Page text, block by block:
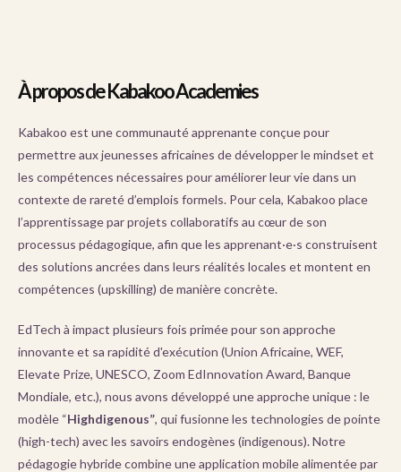
À propos de Kabakoo Academies
Kabakoo est une communauté apprenante conçue pour
permettre aux jeunesses africaines de développer le mindset et
les compétences nécessaires pour améliorer leur vie dans un
contexte de rareté d’emplois formels. Pour cela, Kabakoo place
l’apprentissage par projets collaboratifs au cœur de son
processus pédagogique, afin que les apprenant·e·s construisent
des solutions ancrées dans leurs réalités locales et montent en
compétences (upskilling) de manière concrète.
EdTech à impact plusieurs fois primée pour son approche
innovante et sa rapidité d'exécution (Union Africaine, WEF,
Elevate Prize, UNESCO, Zoom EdInnovation Award, Banque
Mondiale, etc.), nous avons développé une approche unique : le
modèle “Highdigenous”, qui fusionne les technologies de pointe
(high-tech) avec les savoirs endogènes (indigenous). Notre
pédagogie hybride combine une application mobile alimentée par